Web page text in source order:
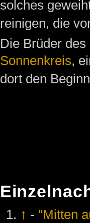
solches
reinigen, die
Die Brüder
Sonnenkreis,
dort den
↑ - "Mitten